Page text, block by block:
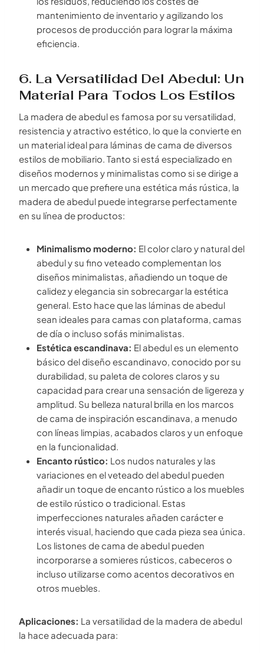
mantenimiento de inventario y agilizando los
procesos de producción para lograr la máxima
eficiencia.
6. La Versatilidad Del Abedul: Un
Material Para Todos Los Estilos
La madera de abedul es famosa por su versatilidad,
resistencia y atractivo estético, lo que la convierte en
un material ideal para láminas de cama de diversos
estilos de mobiliario. Tanto si está especializado en
diseños modernos y minimalistas como si se dirige a
un mercado que prefiere una estética más rústica, la
madera de abedul puede integrarse perfectamente
en su línea de productos:
Minimalismo moderno: El color claro y natural del
abedul y su fino veteado complementan los
diseños minimalistas, añadiendo un toque de
calidez y elegancia sin sobrecargar la estética
general. Esto hace que las láminas de abedul
sean ideales para camas con plataforma, camas
de día o incluso sofás minimalistas.
Estética escandinava: El abedul es un elemento
básico del diseño escandinavo, conocido por su
durabilidad, su paleta de colores claros y su
capacidad para crear una sensación de ligereza y
amplitud. Su belleza natural brilla en los marcos
de cama de inspiración escandinava, a menudo
con líneas limpias, acabados claros y un enfoque
en la funcionalidad.
Encanto rústico: Los nudos naturales y las
variaciones en el veteado del abedul pueden
añadir un toque de encanto rústico a los muebles
de estilo rústico o tradicional. Estas
imperfecciones naturales añaden carácter e
interés visual, haciendo que cada pieza sea única.
Los listones de cama de abedul pueden
incorporarse a somieres rústicos, cabeceros o
incluso utilizarse como acentos decorativos en
otros muebles.
Aplicaciones: La versatilidad de la madera de abedul
la hace adecuada para: